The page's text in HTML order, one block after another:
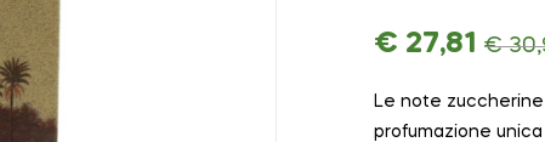
€
€ 27,81
Le note
profumazione